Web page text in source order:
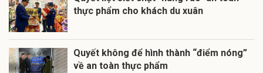
thực phẩm cho khách du xuân
Quyết không để hình thành “điểm nóng”
về an toàn thực phẩm